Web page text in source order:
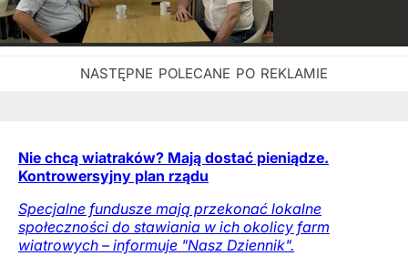
Nie chcą wiatraków? Mają dostać pieniądze.
Kontrowersyjny plan rządu
Specjalne fundusze mają przekonać lokalne
społeczności do stawiania w ich okolicy farm
wiatrowych – informuje "Nasz Dziennik".